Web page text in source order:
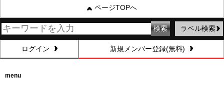
ページTOPへ
ラベル検索
ログイン 新規メンバー登録(無料)
menu